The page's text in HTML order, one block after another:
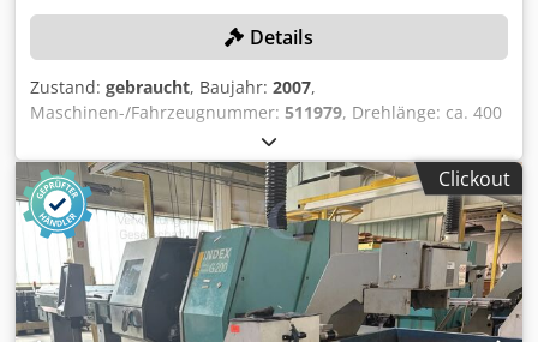
Details
Zustand: gebraucht, Baujahr: 2007,
Maschinen-/Fahrzeugnummer: 511979, Drehlänge: ca. 400
mm, Stangendurchlass: 60 mm, Y-Achse, Gegenspindel, 2x
14-fach Werkzeugrevolver, Kreuzschlitten X/Y/Z, B-Schlitten
Steuerung INDEX C 200-4 D, Werkstückabnahme,
Transportband, Späneförderer Fabr. KNOLL, Stangenlader
MBL 65/3700, Maschine reparaturbedürftig,
Zahnradpumpe defekt, Reparaturkosten gemäß
Kostenvoranschlagf: ca. 6.000,00 € netto,
Bohremulsion/Schmierstoffe müssen vom Kunden
Clickout